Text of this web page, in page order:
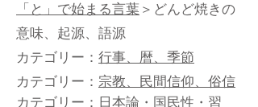
「と」で始まる言葉＞どんど焼きの
意味、起源、語源
カテゴリー： 行事、暦、季節
カテゴリー： 宗教、民間信仰、俗信